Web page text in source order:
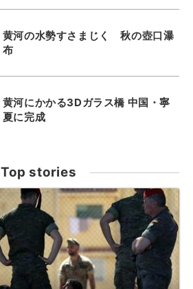
黄河の水勢すさまじく 秋の壺口瀑
布
黄河にかかる3Dガラス橋 中国・寧
夏に完成
Top stories